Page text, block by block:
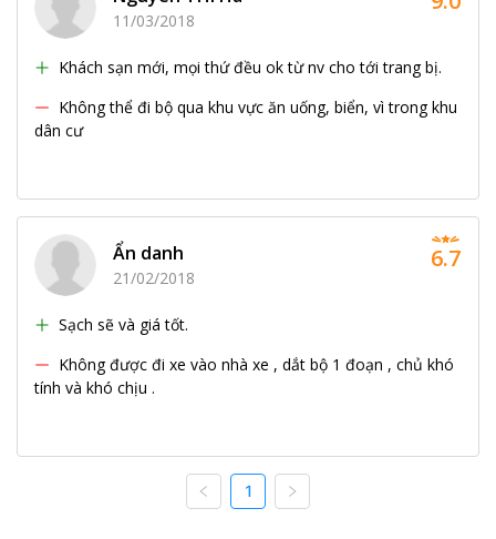
11/03/2018
Khách sạn mới, mọi thứ đều ok từ nv cho tới trang bị.
Không thể đi bộ qua khu vực ăn uống, biển, vì trong khu
dân cư
Ẩn danh
21/02/2018
Sạch sẽ và giá tốt.
Không được đi xe vào nhà xe , dắt bộ 1 đoạn , chủ khó
tính và khó chịu .
6.7
1